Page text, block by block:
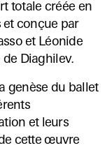
totale créée en
et conçue par
et Léonide
Diaghilev.
genèse du ballet
et leurs
cette œuvre